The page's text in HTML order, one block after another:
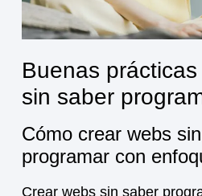
Buenas
sin saber
Cómo crear webs
programar con
Crear webs sin saber